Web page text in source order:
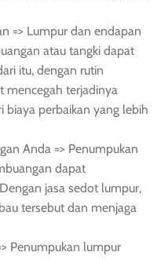
=> Lumpur dan endapan
atau tangki dapat
itu, dengan rutin
mencegah terjadinya
biaya perbaikan yang lebih
Anda => Penumpukan
dapat
jasa sedot lumpur,
tersebut dan menjaga
Penumpukan lumpur